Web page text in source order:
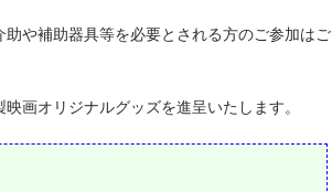
や補助器具等を必要とされる方のご参加はご
画オリジナルグッズを進呈いたします。